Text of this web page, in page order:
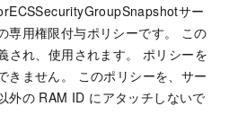
サー
専用権限付与ポリシーです。 この
され、使用されます。 ポリシーを
きません。 このポリシーを、サー
外の RAM ID にアタッチしないで